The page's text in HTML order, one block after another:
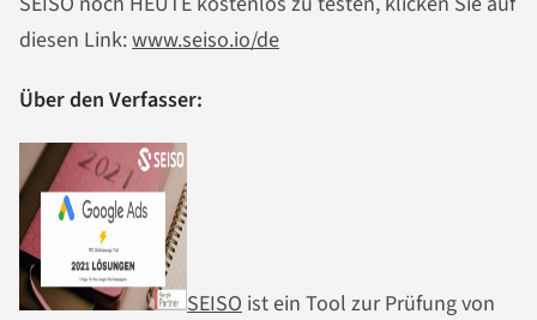
diesen Link:www.seiso.io/de
Über den Verfasser:
SEISO ist ein Tool zur Prüfung von